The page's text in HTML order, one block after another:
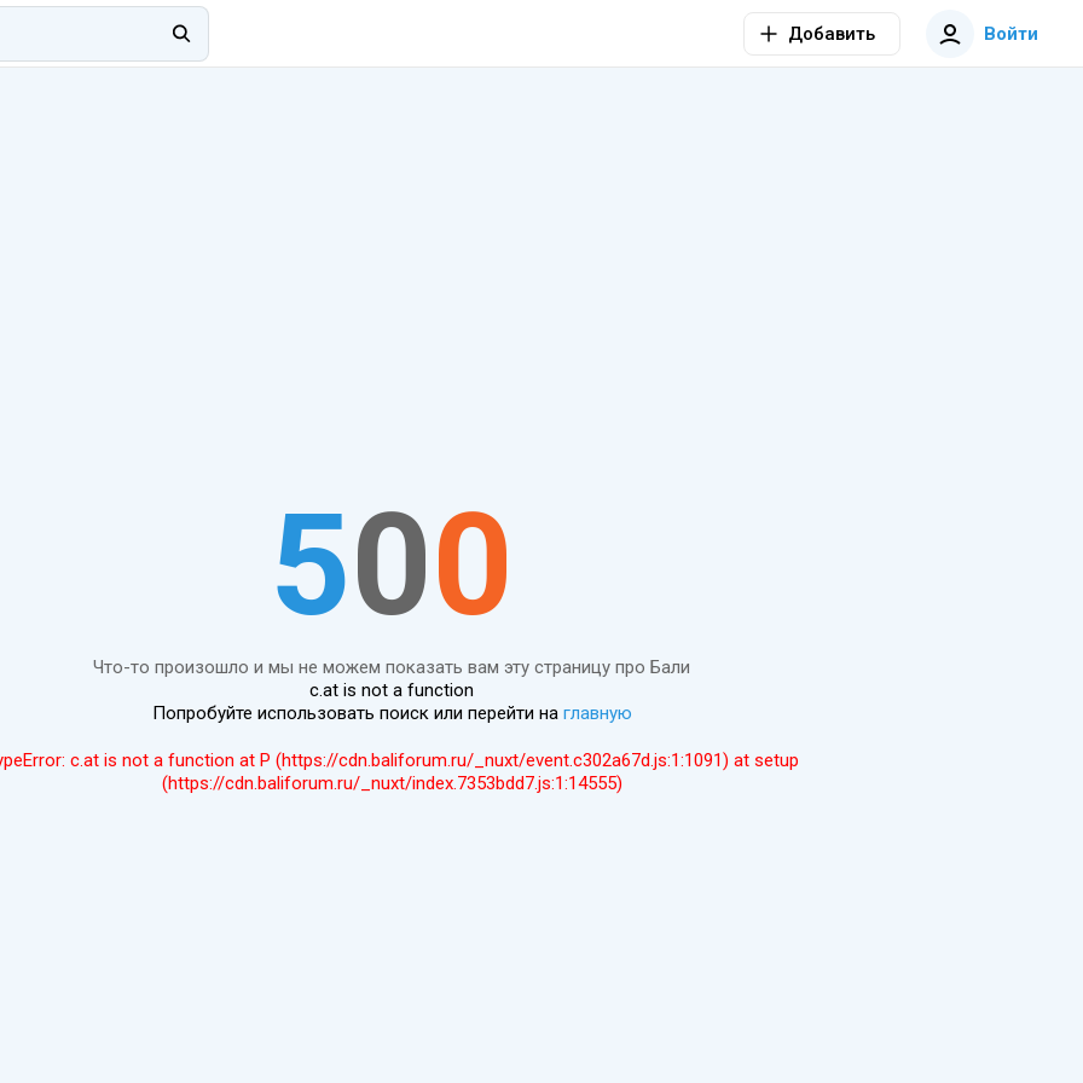
Добавить Войти
500
Что-то произошло и мы не можем показать вам эту страницу про Бали
c.at is not a function
Попробуйте использовать поиск или перейти на главную
c.at is not a function at P (https://cdn.baliforum.ru/_nuxt/event.c302a67d.js:1:1091) at setup
(https://cdn.baliforum.ru/_nuxt/index.7353bdd7.js:1:14555)